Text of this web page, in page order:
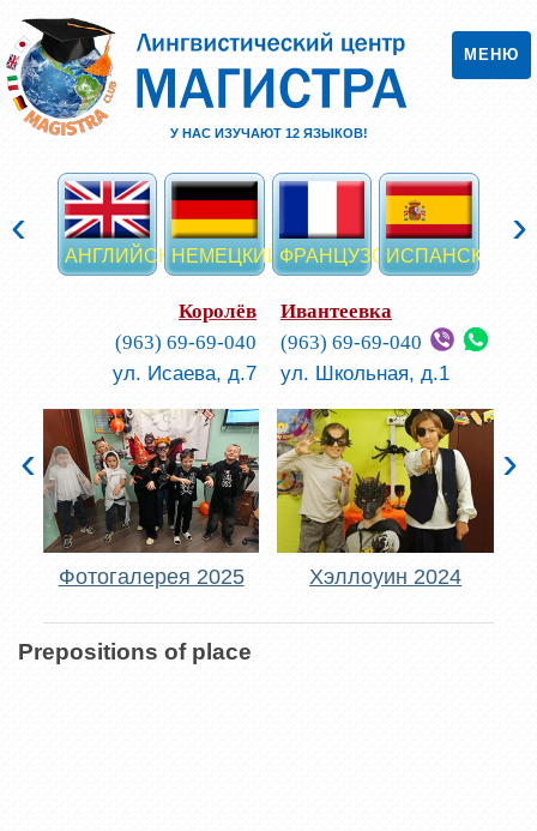
МЕНЮ
У НАС ИЗУЧАЮТ 12ЯЗЫКОВ!
АНГЛИЙСКИЙНЕМЕЦКИЙФРАНЦУЗСКИЙИСПАНСКИЙ
‹ ›
Королёв
(963) 69-69-040
ул. Исаева, д.7
Ивантеевка
(963) 69-69-040
ул. Школьная, д.1
Фотогалерея 2025 Хэллоуин 2024
‹ ›
Prepositions of place